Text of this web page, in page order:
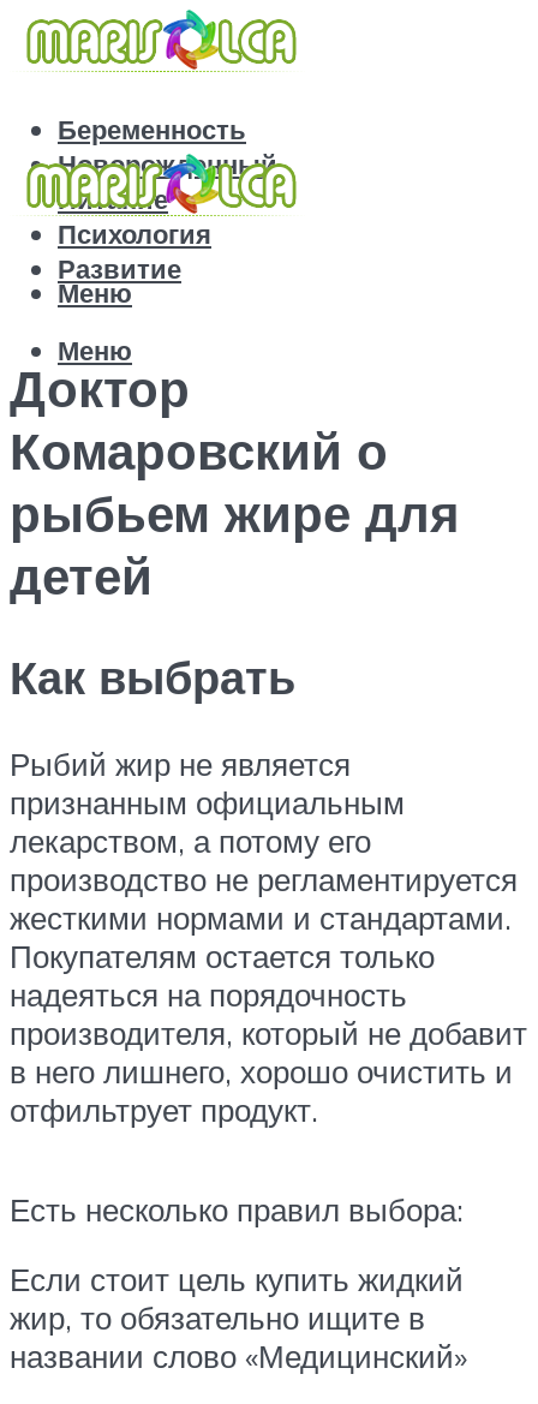
Беременность
Новорожденный
Питание
Психология
Развитие
Меню
Меню
Доктор
Комаровский о
рыбьем жире для
детей
Как выбрать
Рыбий жир не является
признанным официальным
лекарством, а потому его
производство не регламентируется
жесткими нормами и стандартами.
Покупателям остается только
надеяться на порядочность
производителя, который не добавит
в него лишнего, хорошо очистить и
отфильтрует продукт.
Есть несколько правил выбора:
Если стоит цель купить жидкий
жир, то обязательно ищите в
названии слово «Медицинский»